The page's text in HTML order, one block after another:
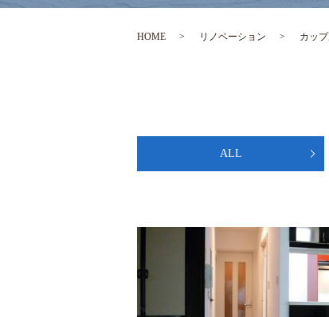
HOME リノベーション カッ
ALL